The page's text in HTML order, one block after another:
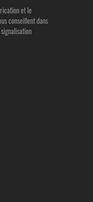
et le
conseillent dans